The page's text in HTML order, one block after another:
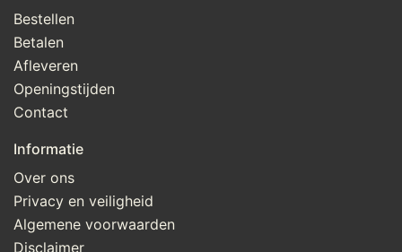
Bestellen
Betalen
Afleveren
Openingstijden
Contact
Informatie
Over ons
Privacy en veiligheid
Algemene voorwaarden
Disclaimer